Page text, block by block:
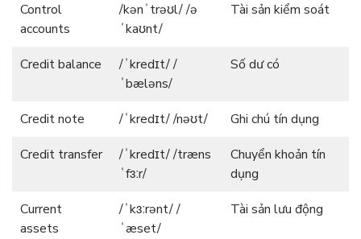
Control
accounts
/kənˈtrəʊl/ /ə
ˈkaʊnt/
Tài sản kiểm soát
Credit balance
/ˈkredɪt/ /
ˈbæləns/
Số dư có
Credit note /ˈkredɪt/ /nəʊt/
Ghi chú tín dụng
Credit transfer
/ˈkredɪt/ /træns
ˈfɜːr/
Chuyển khoản tín
dụng
Current
assets
/ˈkɜːrənt/ /
ˈæset/
Tài sản lưu động